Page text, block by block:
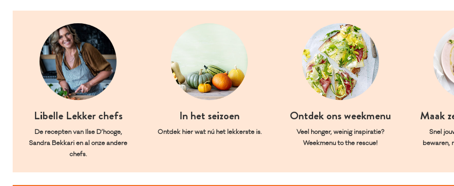
Libelle Lekker chefs
De recepten van Ilse D’hooge,
Sandra Bekkari en al onze andere
chefs.
In het seizoen
Ontdek hier wat nú het lekkerste is.
Ontdek ons weekmenu
Veel honger, weinig inspiratie?
Weekmenu to the rescue!
Maak
Snel
bewaren,